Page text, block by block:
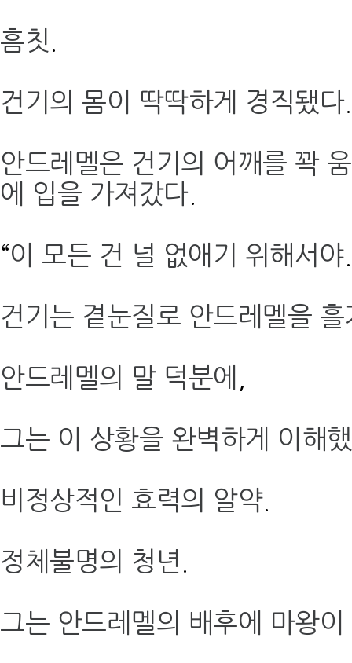
흠칫
건기의 몸이 딱딱하게 경직됐다.
안드레멜은 건기의 어깨를 꽉
에 입을 가져갔다.
“이 모든 건 널 없애기 위해서야
건기는 곁눈질로 안드레멜을 흘
안드레멜의 말 덕분에
그는 이 상황을 완벽하게 이해
비정상적인 효력의 알약.
정체불명의 청년
그는 안드레멜의 배후에 마왕